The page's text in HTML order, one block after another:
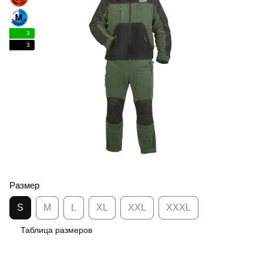
3
3
Размер
S M L XL XXL XXXL
Таблица размеров